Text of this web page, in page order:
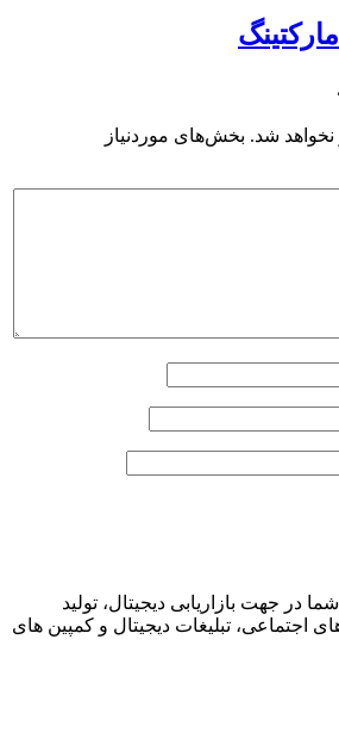
شد. بخش‌های موردنیاز
در جهت بازاریابی دیجیتال، تولید
اجتماعی، تبلیغات دیجیتال و کمپین های